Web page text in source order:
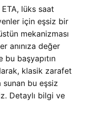
lüks saat
için eşsiz bir
mekanizması
anınıza değer
başyapıtın
klasik zarafet
bu eşsiz
Detaylı bilgi ve